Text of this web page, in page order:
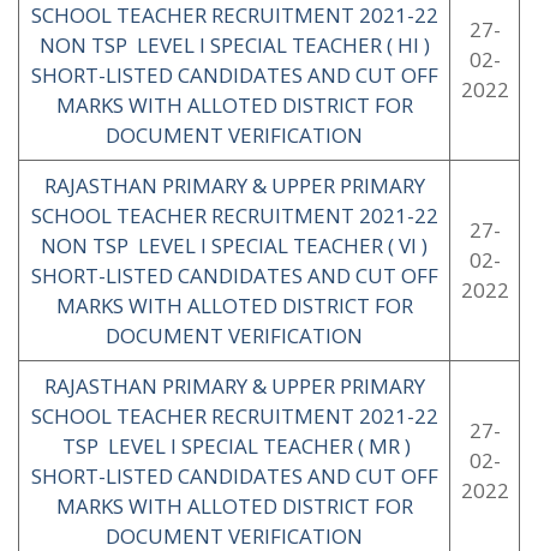
SCHOOL TEACHER RECRUITMENT 2021-22
NON TSP LEVEL I SPECIAL TEACHER ( HI )
SHORT-LISTED CANDIDATES AND CUT OFF
MARKS WITH ALLOTED DISTRICT FOR
DOCUMENT VERIFICATION
27-
02-
2022
RAJASTHAN PRIMARY & UPPER PRIMARY
SCHOOL TEACHER RECRUITMENT 2021-22
NON TSP LEVEL I SPECIAL TEACHER ( VI )
SHORT-LISTED CANDIDATES AND CUT OFF
MARKS WITH ALLOTED DISTRICT FOR
DOCUMENT VERIFICATION
27-
02-
2022
RAJASTHAN PRIMARY & UPPER PRIMARY
SCHOOL TEACHER RECRUITMENT 2021-22
TSP LEVEL I SPECIAL TEACHER ( MR )
SHORT-LISTED CANDIDATES AND CUT OFF
MARKS WITH ALLOTED DISTRICT FOR
DOCUMENT VERIFICATION
27-
02-
2022